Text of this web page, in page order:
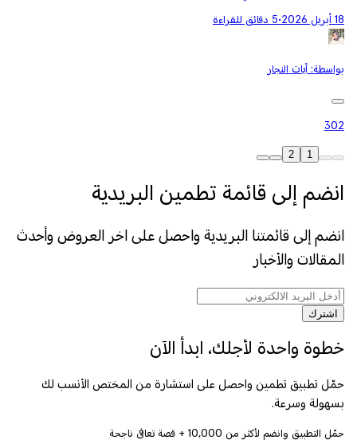
18 أبريل 2026 •5 دقائق للقراءة
بواسطة: آيات النجار
302
1
2
انضم إلى قائمة تطمين البريدية
انضم إلى قائمتنا البريدية واحصل على اخر العروض وأحدث
المقالات والأخبار
اشترك
خطوة واحدة لأجلك، ابدأ الآن
حمّل تطبيق تطمين واحصل على استشارة من المختص الأنسب لك
بسهولة وسرعة.
حمّل التطبيق وانضم لأكثر من 10,000 + قصة تعافي ناجحة